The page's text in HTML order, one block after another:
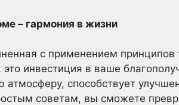
– гармония в жизни
с применением
инвестиция в ваше
атмосферу, способствует
советам, вы сможете